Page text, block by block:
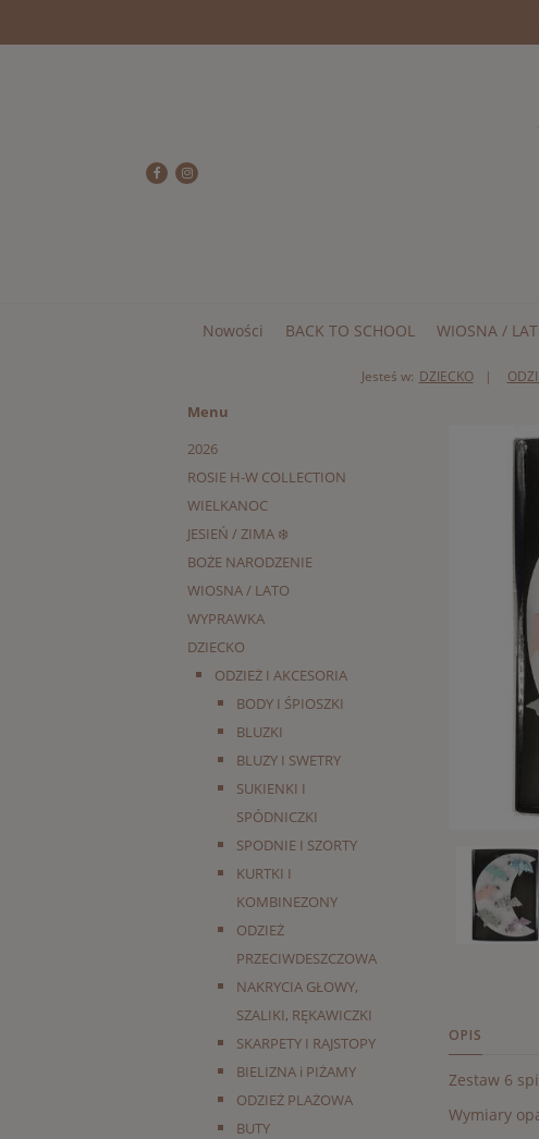
Nowości BACK TO SCHOOL WIOSNA /
Jesteś w: DZIECKO
Menu
2026
ROSIE H-W COLLECTION
WIELKANOC
JESIEŃ / ZIMA ❄️
BOŻE NARODZENIE
WIOSNA / LATO
WYPRAWKA
DZIECKO
ODZIEŻ I AKCESORIA
BODY I ŚPIOSZKI
BLUZKI
BLUZY I SWETRY
SUKIENKI I
SPÓDNICZKI
SPODNIE I SZORTY
KURTKI I
KOMBINEZONY
ODZIEŻ
PRZECIWDESZCZOWA
NAKRYCIA GŁOWY,
SZALIKI, RĘKAWICZKI
SKARPETY I RAJSTOPY
BIELIZNA i PIŻAMY
ODZIEŻ PLAŻOWA
BUTY
OPIS
Zestaw 6
Wymiary